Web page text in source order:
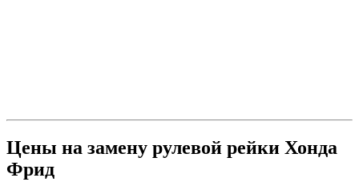
Цены на замену рулевой рейки Хонда
Фрид